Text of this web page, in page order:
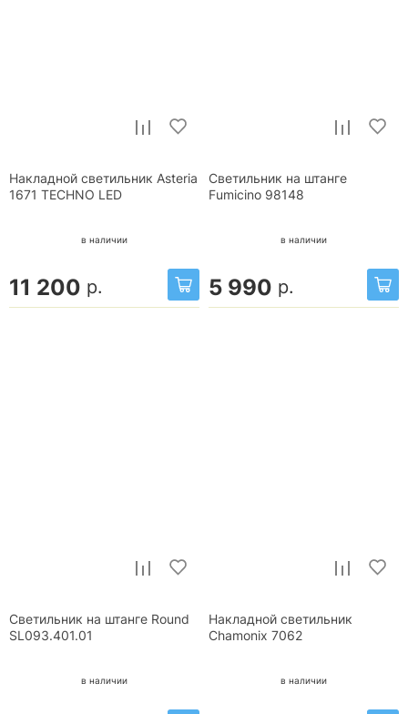
Накладной светильник Asteria
1671 TECHNO LED
в наличии
11 200 р.
Светильник на штанге
Fumicino 98148
в наличии
5 990 р.
Светильник на штанге Round
SL093.401.01
в наличии
Накладной светильник
Chamonix 7062
в наличии